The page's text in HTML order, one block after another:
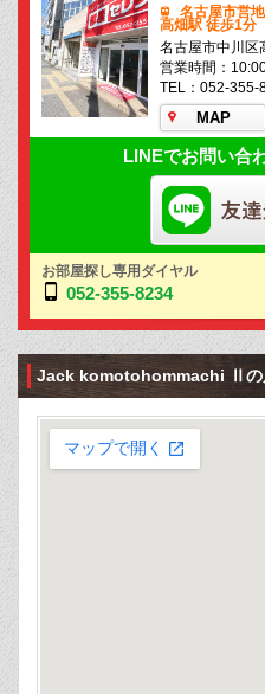
名古屋市営
高畑駅 徒歩1分
名古屋市中川区
営業時間：
TEL：052-
MAP
LINEでお問い合
お部屋探し専用ダイヤル
052-355-8234
Jack komotohommachi Ⅱの